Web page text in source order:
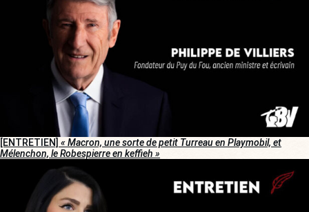
[ENTRETIEN] « Macron, une sorte de petit Turreau en Playmobil, et
Mélenchon, le Robespierre en keffieh »